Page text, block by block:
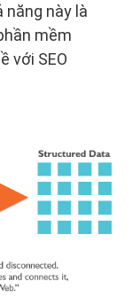
này là
mềm
với SEO